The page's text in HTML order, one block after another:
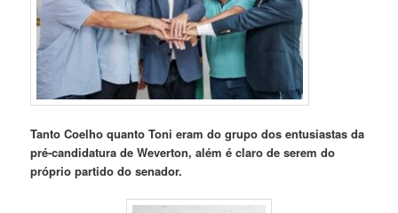
Tanto Coelho quanto Toni eram do grupo dos entusiastas da
pré-candidatura de Weverton, além é claro de serem do
próprio partido do senador.